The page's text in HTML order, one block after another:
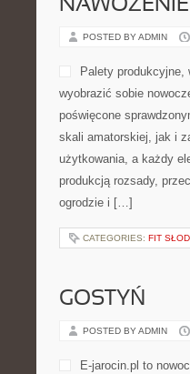
POSTED BY ADMIN
Palety
wyobrazić sobie
poświęcone
skali amatorskiej, jak i
użytkowania, a każdy
produkcją rozsady,
ogrodzie i […]
CATEGORIES: FIT
GOSTYŃ
POSTED BY ADMIN
E-jarocin.pl to